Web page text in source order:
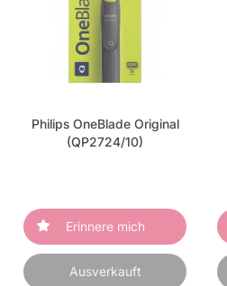
Philips OneBlade Original
(QP2724/10)
Erinnere mich
Ausverkauft